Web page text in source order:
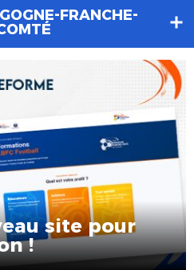
FRANCHE-
site pour
!